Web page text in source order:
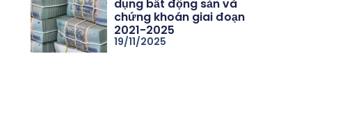
dụng bất động sản và
chứng khoán giai đoạn
2021-2025
19/11/2025